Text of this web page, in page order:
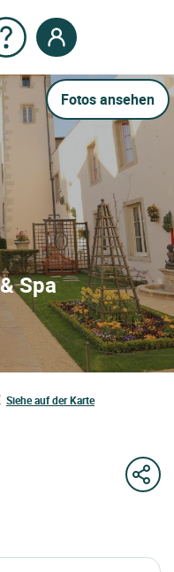
Fotos ansehen
Spa
Siehe auf der Karte